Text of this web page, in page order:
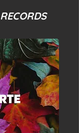
RECORDS